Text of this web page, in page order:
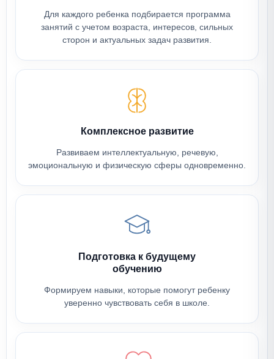
Для каждого ребенка подбирается программа
занятий с учетом возраста, интересов, сильных
сторон и актуальных задач развития.
Комплексное развитие
Развиваем интеллектуальную, речевую,
эмоциональную и физическую сферы одновременно.
Подготовка к будущему
обучению
Формируем навыки, которые помогут ребенку
уверенно чувствовать себя в школе.